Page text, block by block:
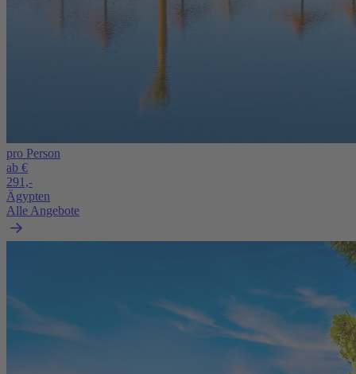
pro Person
ab €
291,-
Ägypten
Alle Angebote